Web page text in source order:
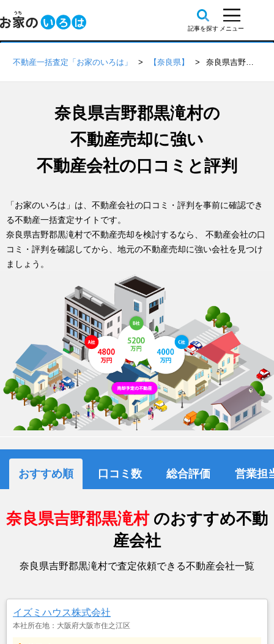
不動産一括査定「お家のいろは」 【奈良県】 奈良県吉野郡黒滝村の不動産会社 口コミ・評判一覧
奈良県吉野郡黒滝村の
不動産売却に強い
不動産会社の口コミと評判
「お家のいろは」は、不動産会社の口コミ・評判を事前に確認でき
る不動産一括査定サイトです。
奈良県吉野郡黒滝村で不動産売却を検討するなら、 不動産会社の口
コミ・評判を確認してから、地元の不動産売却に強い会社を見つけ
ましょう。
おすすめ順 口コミ数 総合評価 営業担
奈良県吉野郡黒滝村 のおすすめ不動
産会社
奈良県吉野郡黒滝村で査定依頼できる不動産会社一覧
イズミハウス株式会社
本社所在地：大阪府大阪市住之江区